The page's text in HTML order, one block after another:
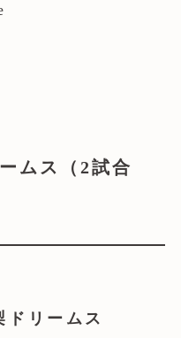
ムス（2試合
ドリームス